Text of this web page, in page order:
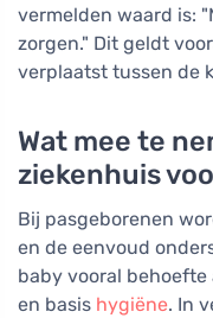
vermelden waard is:
zorgen." Dit geldt
verplaatst tussen de
Wat mee te
ziekenhuis
Bij pasgeborenen
en de eenvoud
baby vooral
en basis hygiëne. In